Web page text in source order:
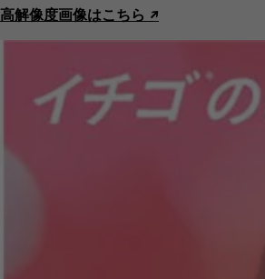
高解像度画像はこちら ↗︎